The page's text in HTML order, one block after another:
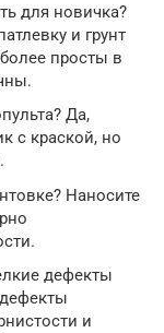
для новичка?
и грунт
просты в
Да,
с краской, но
Наносите
дефекты
и